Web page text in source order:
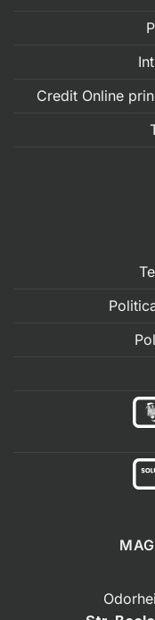
Credit Online